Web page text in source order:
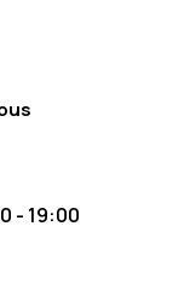
- 19:00